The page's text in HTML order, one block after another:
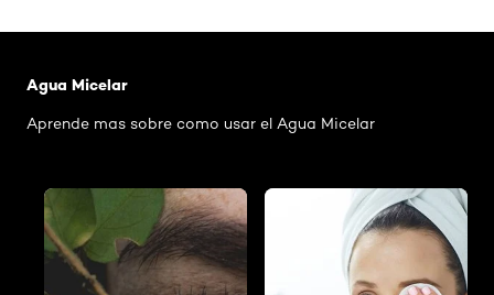
Agua Micelar
Aprende mas sobre como usar el Agua Micelar